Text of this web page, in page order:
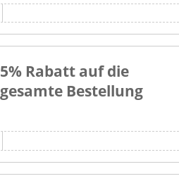
5% Rabatt auf die
gesamte Bestellung